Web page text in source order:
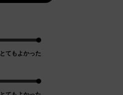
とてもよかった